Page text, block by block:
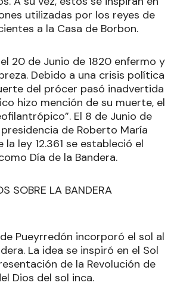
utilizadas por los reyes de
a la Casa de Borbon.
20 de Junio de 1820 enfermo y
Debido a una crisis política
del prócer pasó inadvertida
hizo mención de su muerte, el
El 8 de Junio de
de Roberto María
ley 12.361 se estableció el
Día de la Bandera.
SOBRE LA BANDERA
Pueyrredón incorporó el sol al
La idea se inspiró en el Sol
de la Revolución de
Dios del sol inca.